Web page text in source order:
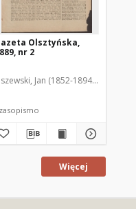
Olsztyńska,
nr 2
Jan (1852-1894). Red.
Więcej